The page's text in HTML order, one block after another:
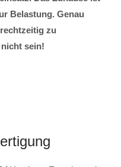
Belastung. Genau
zu
sein!